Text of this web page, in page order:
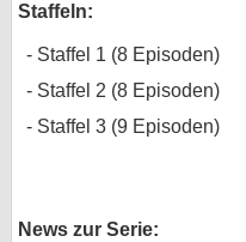
Staffeln:
Staffel 1 (8 Episoden)
Staffel 2 (8 Episoden)
Staffel 3 (9 Episoden)
News zur Serie: